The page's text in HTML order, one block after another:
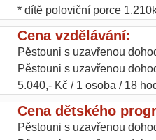
* dítě poloviční porce
Cena vzdělávání:
Pěstouni s uzavřenou
Pěstouni s uzavřenou
5.040,- Kč / 1 osoba / 18
Cena dětského
Pěstouni s uzavřenou